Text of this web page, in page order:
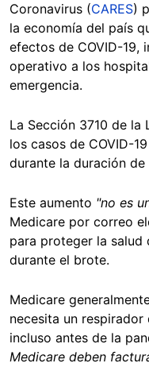
Coronavirus (CARES)
la economía del país
efectos de COVID-19,
operativo a los
emergencia.
La Sección 3710 de la
los casos de COVID-
durante la duración de
Este aumento "no es
Medicare por correo
para proteger la salud
durante el brote.
Medicare
necesita un
incluso antes de la
Medicare deben